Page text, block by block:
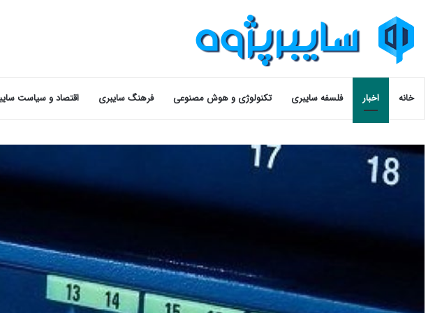
خانه اخبار فلسفه سایبری تکنولوژی و هوش مصنوعی فرهنگ سایبری اقتصاد و سیاست